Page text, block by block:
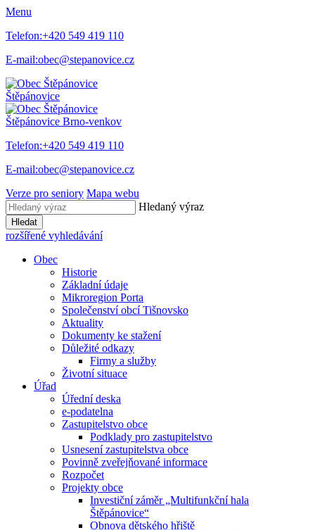
Menu
Telefon:+420 549 419 110
E-mail:obec@stepanovice.cz
Štěpánovice
Štěpánovice Brno-venkov
Telefon:+420 549 419 110
E-mail:obec@stepanovice.cz
Verze pro seniory Mapa webu
Hledaný výraz
Hledat
rozšířené vyhledávání
Obec
Historie
Základní údaje
Mikroregion Porta
Společenství obcí Tišnovsko
Aktuality
Dokumenty ke stažení
Důležité odkazy
Firmy a služby
Životní situace
Úřad
Úřední deska
e-podatelna
Zastupitelstvo obce
Podklady pro zastupitelstvo
Usnesení zastupitelstva obce
Povinně zveřejňované informace
Rozpočet
Projekty obce
Investiční záměr „Multifunkční hala
Štěpánovice“
Obnova dětského hřiště